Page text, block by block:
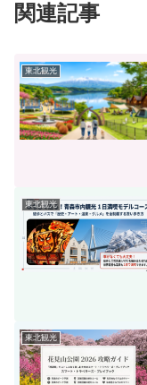
関連記事
東北観光
東北観光
東北観光